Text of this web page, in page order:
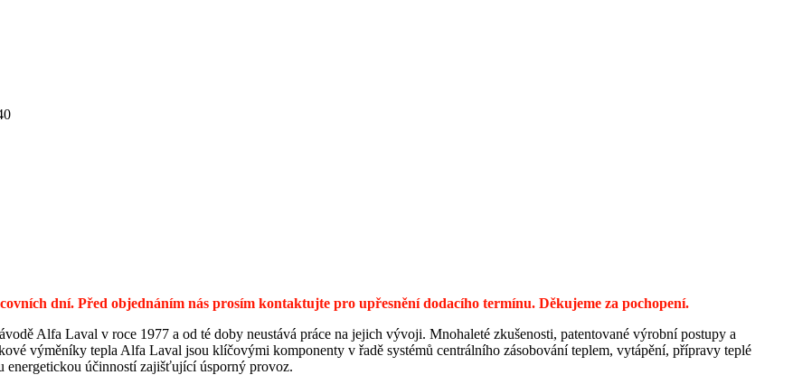
dní. Před objednáním nás prosím kontaktujte pro upřesnění dodacího termínu. Děkujeme za pochopení.
Alfa Laval v roce 1977 a od té doby neustává práce na jejich vývoji. Mnohaleté zkušenosti, patentované výrobní postupy a
výměníky tepla Alfa Laval jsou klíčovými komponenty v řadě systémů centrálního zásobování teplem, vytápění, přípravy teplé
energetickou účinností zajišťující úsporný provoz.